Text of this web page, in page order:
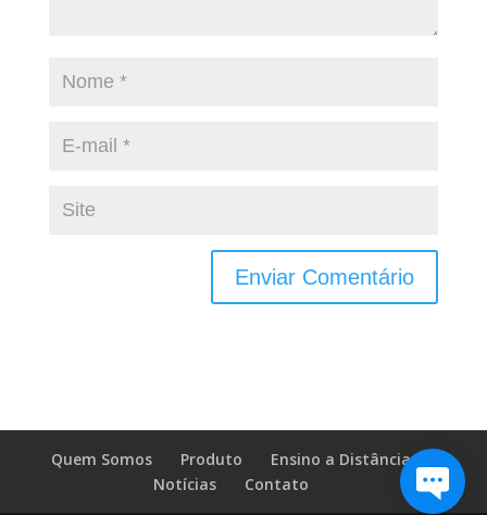
Quem Somos Produto
Ensino a Distância
Notícias
Contato